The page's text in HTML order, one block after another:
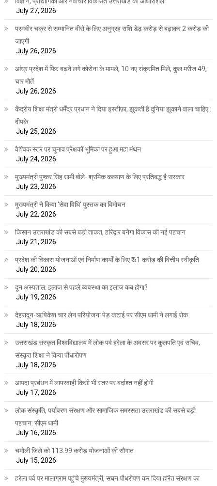
July 27, 2026
परमवीर चक्र से सम्मानित वीरों के लिए अनुग्रह राशि डेढ़ करोड़ से बढ़ाकर 2 करोड़ की
जाएगी
July 26, 2026
आंध्र प्रदेश में फिर बढ़ने लगे कोरोना के मामले, 10 नए संक्रमित मिले, कुल मरीज 49,
चार मौतें
July 26, 2026
केंद्रीय शिक्षा मंत्री धर्मेंद्र प्रधान ने दिया इस्तीफ़ा, झुकती है दुनिया झुकाने वाला चाहिए :
दीपके
July 25, 2026
वैश्विक स्तर पर चुनाव प्रेक्षकों भूमिका पर हुआ महा मंथन
July 24, 2026
मुख्यमंत्री पुष्कर सिंह धामी बोले- श्रमिक कल्याण के लिए प्रतिबद्ध है सरकार
July 23, 2026
मुख्यमंत्री ने किया ‘सेवा विधि‘ पुस्तक का विमोचन
July 22, 2026
किसान उत्तराखंड की सबसे बड़ी ताकत, हरिद्वार बनेगा विकास की नई पहचान
July 21, 2026
प्रदेश की विकास योजनाओं एवं निर्माण कार्यों के लिए ₹ 51 करोड़ की वित्तीय स्वीकृति
July 20, 2026
दून अस्पताल: इलाज से पहले व्यवस्था का इलाज कब होगा?
July 19, 2026
देहरादून-ऋषिकेश चार लेन परियोजना पेड़ कटाई पर सीएम धामी ने लगाई रोक
July 18, 2026
उत्तराखंड संस्कृत विश्वविद्यालय में लोक पर्व हरेला के अवसर पर कुलपति एवं सचिव,
संस्कृत शिक्षा ने किया पौंधारोपण
July 18, 2026
आपदा प्रबंधन में लापरवाही किसी भी स्तर पर बर्दाश्त नहीं होगी
July 17, 2026
लोक संस्कृति, पर्यावरण संरक्षण और सामाजिक समरसता उत्तराखंड की सबसे बड़ी
पहचान: सीएम धामी
July 16, 2026
चमोली जिले को 113.99 करोड़ योजनाओं की सौगात
July 15, 2026
हरेला पर्व पर मालाग्राम पहुंचे मुख्यमंत्री, सघन पौधरोपण कर दिया हरित संरक्षण का